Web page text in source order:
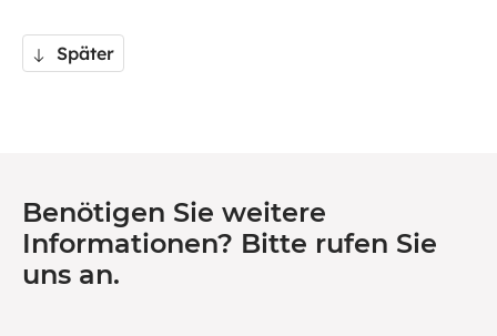
Später
Benötigen Sie weitere
Informationen? Bitte rufen Sie
uns an.